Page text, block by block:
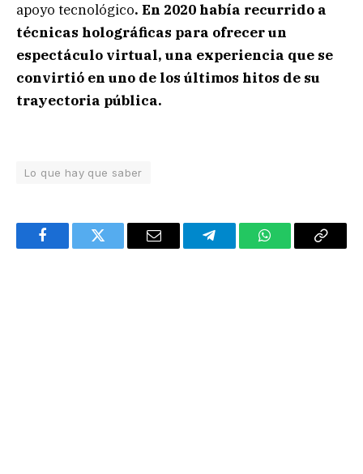
apoyo tecnológico. En 2020 había recurrido a
técnicas holográficas para ofrecer un
espectáculo virtual, una experiencia que se
convirtió en uno de los últimos hitos de su
trayectoria pública.
Lo que hay que saber
FacebookTwitter Email TelegramWhatsAppCopy